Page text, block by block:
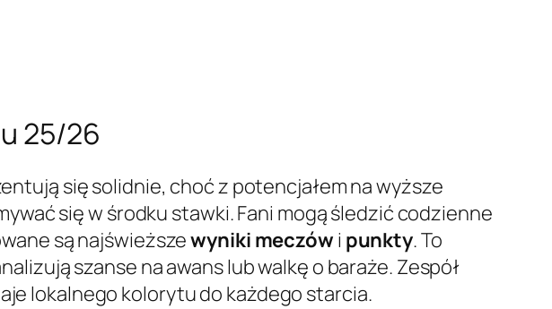
25/26
się solidnie, choć z potencjałem na wyższe
się w środku stawki. Fani mogą śledzić codzienne
są najświeższewyniki meczów i punkty. To
szanse na awans lub walkę o baraże. Zespół
lokalnego kolorytu do każdego starcia.